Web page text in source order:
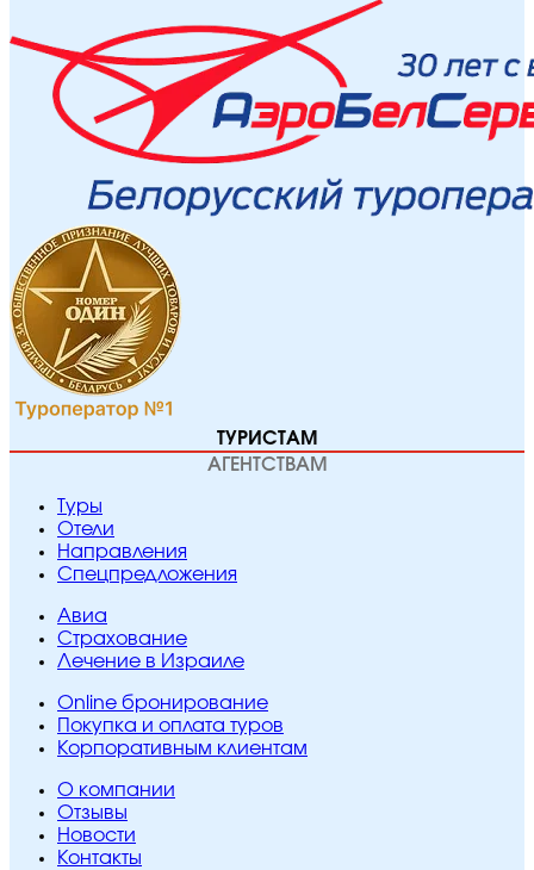
ТУРИСТАМ
АГЕНТСТВАМ
Туры
Отели
Направления
Спецпредложения
Авиа
Страхование
Лечение в Израиле
Online бронирование
Покупка и оплата туров
Корпоративным клиентам
O компании
Отзывы
Новости
Контакты